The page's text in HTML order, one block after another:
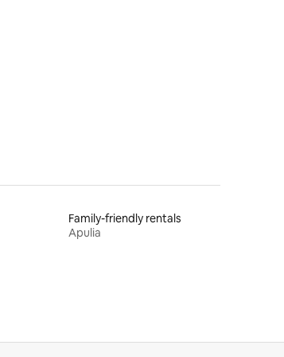
rating, 17 reviews
Family-friendly rentals
Apulia